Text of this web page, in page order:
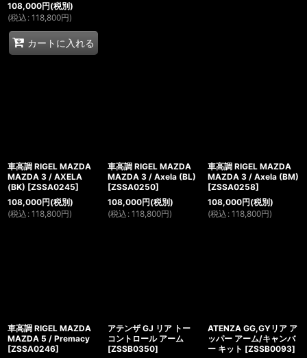
108,000円(税別)
(税込 : 118,800円)
カートに入れる
車高調 RIGEL MAZDA
MAZDA 3 / AXELA
(BK) [ZSSA0245]
108,000円(税別)
(税込 : 118,800円)
車高調 RIGEL MAZDA
MAZDA 3 / Axela (BL)
[ZSSA0250]
108,000円(税別)
(税込 : 118,800円)
車高調 RIGEL MAZDA
MAZDA 3 / Axela (BM)
[ZSSA0258]
108,000円(税別)
(税込 : 118,800円)
車高調 RIGEL MAZDA
MAZDA 5 / Premacy
[ZSSA0246]
アテンザ GJ リア トー
コントロール アーム
[ZSSB0350]
ATENZA GG,GYリア ア
ッパー アーム/キャンバ
ー キット [ZSSB0093]